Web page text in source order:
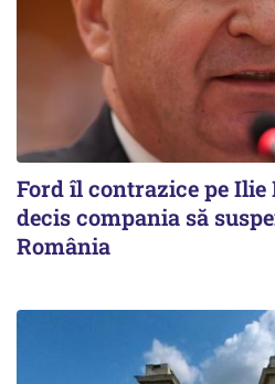
Ford îl contrazice pe Ilie
decis compania să
România